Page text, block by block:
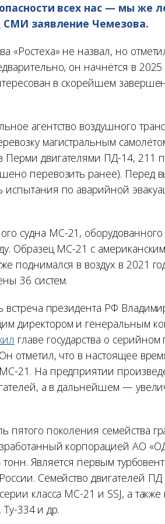
всех нас — мы же
СМИ заявление Чемезова.
не назвал, но
он начнётся в 2025
в скорейшем
агентство воздушного
магистральным
двигателями ПД-14, 211
перевозить ранее). Перед
испытания по аварийной
судна МС-21,
Образец МС-21 с
поднимался в воздух в 2021
36 систем.
встреча президента РФ
директором и генеральным
главе государства о серийном
отметил, что в настоящее
21. На предприятии
а в дальнейшем —
пятого поколения семейства
корпорацией АО
Является первым
Семейство двигателей
класса МС-21 и SSJ, а
334 и др.